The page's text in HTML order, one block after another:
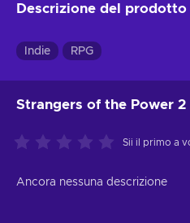
Descrizione del prodotto
Indie RPG
Strangers of the Power 2
Sii il primo a
Ancora nessuna descrizione